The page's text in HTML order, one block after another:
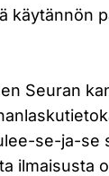
käytännön
Seuran
se-ja-se
ilmaisusta